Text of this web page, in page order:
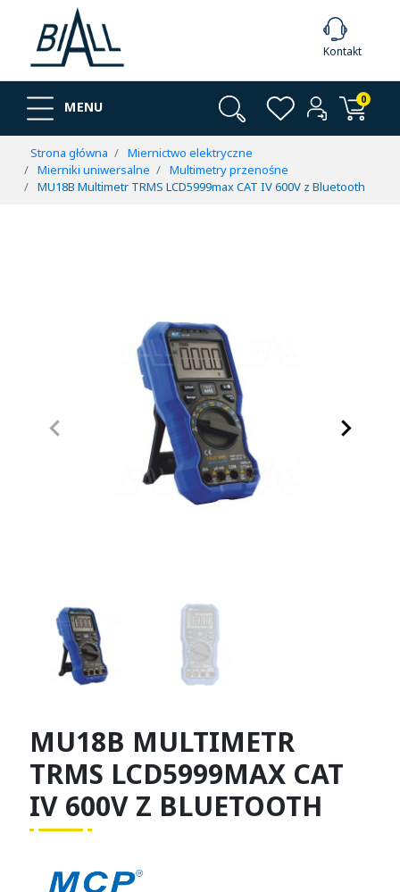
Kontakt
MENU 0
Strona główna
Miernictwo elektryczne
Mierniki uniwersalne
Multimetry przenośne
MU18B Multimetr TRMS LCD5999max CAT IV 600V z Bluetooth
Poprzedni
keyboard_arrow_left Następny
keyboard_arrow_right
MU18B MULTIMETR
TRMS LCD5999MAX CAT
IV 600V Z BLUETOOTH